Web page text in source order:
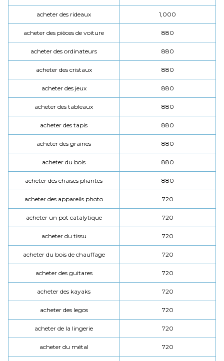
acheter des rideaux 1,000
acheter des pièces de voiture 880
acheter des ordinateurs 880
acheter des cristaux 880
acheter des jeux 880
acheter des tableaux 880
acheter des tapis 880
acheter des graines 880
acheter du bois 880
acheter des chaises pliantes 880
acheter des appareils photo 720
acheter un pot catalytique 720
acheter du tissu 720
acheter du bois de chauffage 720
acheter des guitares 720
acheter des kayaks 720
acheter des legos 720
acheter de la lingerie 720
acheter du métal 720